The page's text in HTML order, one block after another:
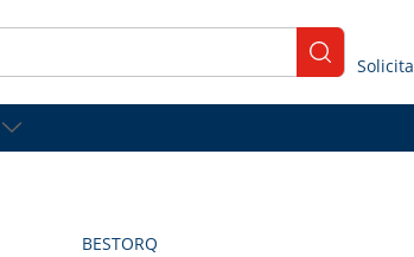
submit
BESTORQ